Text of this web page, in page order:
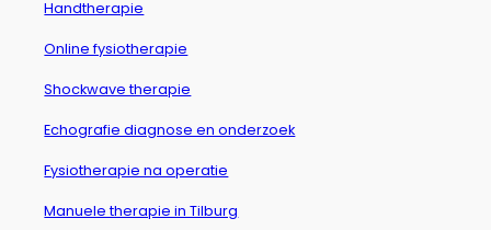
Handtherapie
Online fysiotherapie
Shockwave therapie
Echografie diagnose en onderzoek
Fysiotherapie na operatie
Manuele therapie in Tilburg